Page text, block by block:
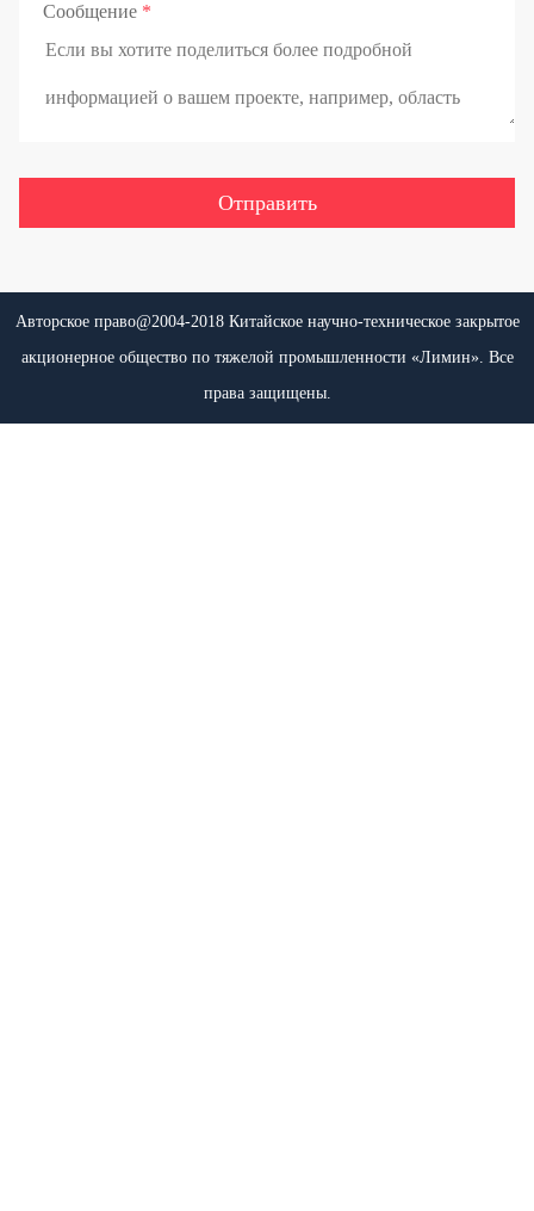
Сообщение
Авторское право@2004-2018 Китайское научно-техническое закрытое
акционерное общество по тяжелой промышленности «Лимин». Все
права защищены.